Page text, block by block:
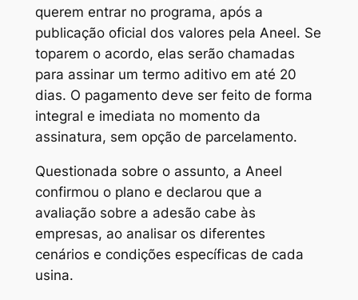
querem entrar no programa, após a
publicação oficial dos valores pela Aneel. Se
toparem o acordo, elas serão chamadas
para assinar um termo aditivo em até 20
dias. O pagamento deve ser feito de forma
integral e imediata no momento da
assinatura, sem opção de parcelamento.
Questionada sobre o assunto, a Aneel
confirmou o plano e declarou que a
avaliação sobre a adesão cabe às
empresas, ao analisar os diferentes
cenários e condições específicas de cada
usina.